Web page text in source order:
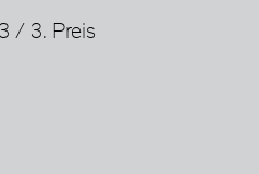
/ 3. Preis